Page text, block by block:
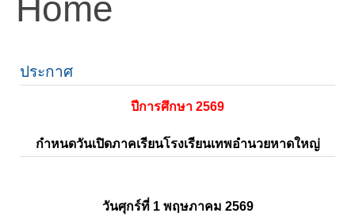
Home
ประกาศ
ปีการศึกษา 2569
กำหนดวันเปิดภาคเรียนโรงเรียนเทพอำนวยหาดใหญ่
วันศุกร์ที่ 1 พฤษภาคม 2569